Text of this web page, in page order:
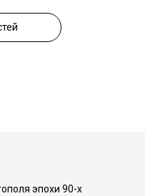
эпохи 90-х